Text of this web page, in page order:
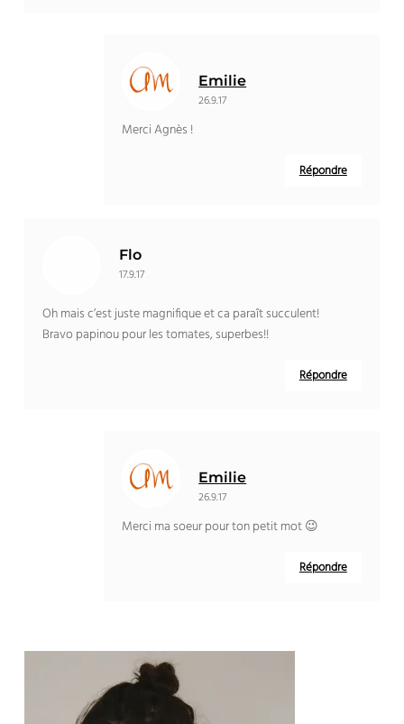
Emilie
26.9.17
Merci Agnès !
Répondre
Flo
17.9.17
Oh mais c’est juste magnifique et ca paraît succulent!
Bravo papinou pour les tomates, superbes!!
Répondre
Emilie
26.9.17
Merci ma soeur pour ton petit mot 😉
Répondre